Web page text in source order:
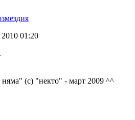
01:20
(с) "некто" - март 2009 ^^